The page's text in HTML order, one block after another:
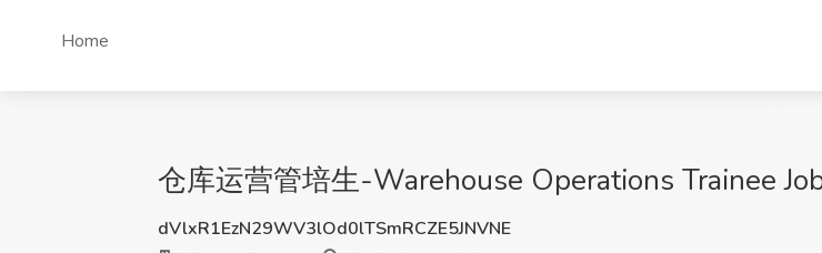
Home
仓库运营管培生-Warehouse Operations Trainee
dVlxR1EzN29WV3lOd0lTSmRCZE5JNVNE